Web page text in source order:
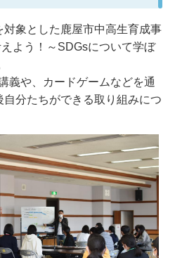
象とした鹿屋市中高生育成事
よう！～SDGsについて学ぼ
義や、カードゲームなどを通
分たちができる取り組みにつ